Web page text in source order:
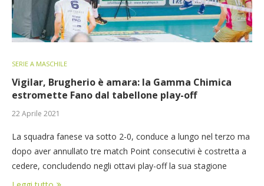
SERIE A MASCHILE
Vigilar, Brugherio è amara: la Gamma Chimica
estromette Fano dal tabellone play-off
22 Aprile 2021
La squadra fanese va sotto 2-0, conduce a lungo nel terzo ma
dopo aver annullato tre match Point consecutivi è costretta a
cedere, concludendo negli ottavi play-off la sua stagione